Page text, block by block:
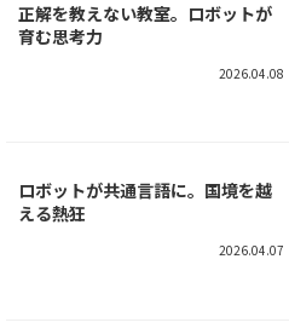
正解を教えない教室。ロボットが
育む思考力
2026.04.08
ロボットが共通言語に。国境を越
える熱狂
2026.04.07